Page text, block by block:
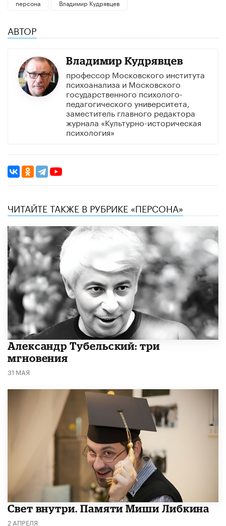
персона
Владимир Кудрявцев
АВТОР
Владимир Кудрявцев
профессор Московского института
психоанализа и Московского
государственного психолого-
педагогического университета,
заместитель главного редактора
журнала «Культурно-историческая
психология»
ЧИТАЙТЕ ТАКЖЕ В РУБРИКЕ «ПЕРСОНА»
Александр Тубельский: три
мгновения
31 МАЯ
​Свет внутри. Памяти Миши Либкина
2 АПРЕЛЯ